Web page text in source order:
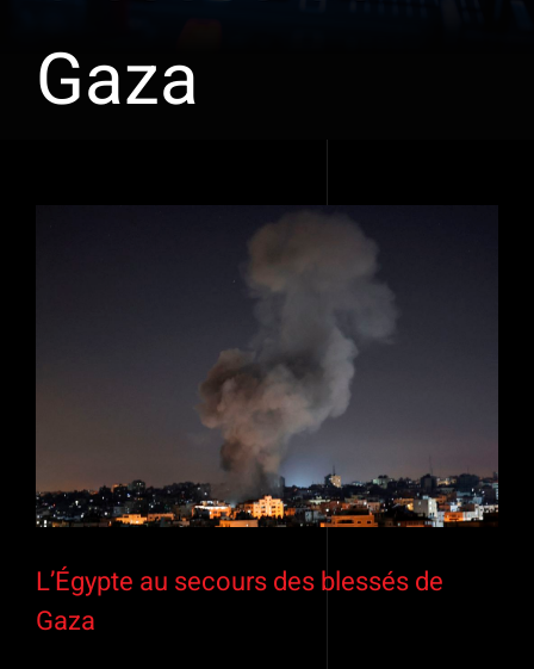
Gaza
L’Égypte au secours des blessés de
Gaza